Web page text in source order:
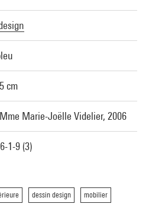
cm
Marie-Joëlle Videlier, 2006
1-9 (3)
dessin design mobilier